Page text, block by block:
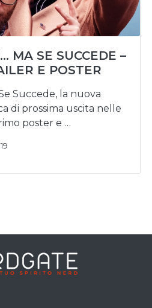
MA SE SUCCEDE –
E POSTER
Succede, la nuova
di prossima uscita nelle
poster e …